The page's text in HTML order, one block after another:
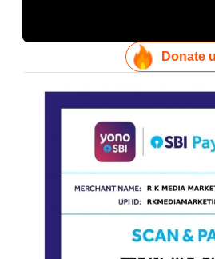
Donate